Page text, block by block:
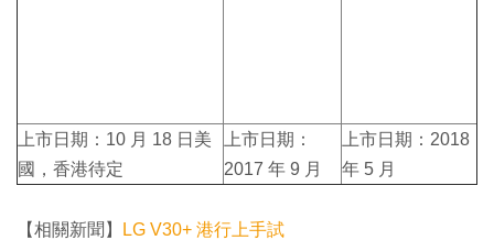
上市日期：10 月 18 日美
國，香港待定
上市日期：
2017 年 9 月
上市日期：2018
年 5 月
【相關新聞】 LG V30+ 港行上手試